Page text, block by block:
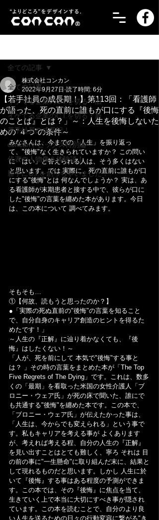
全ての記事
イケてる企業のC.I.を切る・旧
イケてる企業のC.I.を切る・新
若手社員の成長記！
concanトピックス特別編
代表の人物像＆体験談！
勝手にC.I.を創っちゃいました！
全ての記事
【若手社員の成長期！】第113回：「看護師
が語った、死の直前に誰もが口にする『後悔
のことば』とは？」～：人生を後悔しないた
めの"４つ"の条件～
株式会社コンカン
2022年9月27日 読了時間: 6分
みなさんは、今までの「人生」を振り返っ
て、"後悔"なく生きられていますか？ この問い
に「はい」と答えられる人は、そう多くはない
と思います。では 実際に、死の直前に誰もが口
にする"後悔"とは 何なんでしょうか？ 実は、あ
る看護師が末期患者と接する中で、彼らが口に
した"後悔"の言葉を纏めた本があります。今日
は、この本について 調べてみます。
そもそも…
①【何故、読もうと思ったのか？】
●「実際の死ぬ直前の"後悔"の言葉を知ること
で、自分自身のキャリア創造のヒントを得るた
めたです！」
～人生の『正解』に辿り着かなくても、『後
悔』はしたくない！～
「人が、死を前にして 本気で"後悔"する事と
は？ 」その時の言葉をまとめた本が「The Top
Five Regrets of The Dying」です。これは、数多
くの「最期」を看取った米国の女性介護人「ブ
ロニー・ウェア氏」が死の床で聞いた、誰にで
も共通する"後悔"を纏めた本です。この本で、
「ブロニー・ウェア氏」が伝えたかった事は、
「人生は、今からでも変えられる」という事で
す。私もキャリアを考える事が よくあります
が、考えれば考える程、自分の人生の『正解』
を見い出すことはとても難しく、寧ろ それは 目
の前の事に"一生懸命"に取り組んだ末に、結果と
して現れるものだと思います。しかし 人生に於
いて『後悔』する事はある程度の予測ができま
す。この本では、その『後悔』に焦点を当て、
生きていく上で本当に大切にすべき事が隠され
ています。この本を読むことで、自分のより良
い人生を送るための日々の行動変容に繋がる"き